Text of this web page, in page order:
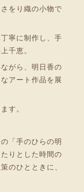
をり織の小物で
寧に制作し、手
千恵。
がら、明日香の
アート作品を展
す。
「手のひらの明
りとした時間の
のひとときに、